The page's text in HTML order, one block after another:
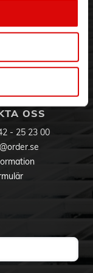
& Felleverans
OSS
- 25 23 00